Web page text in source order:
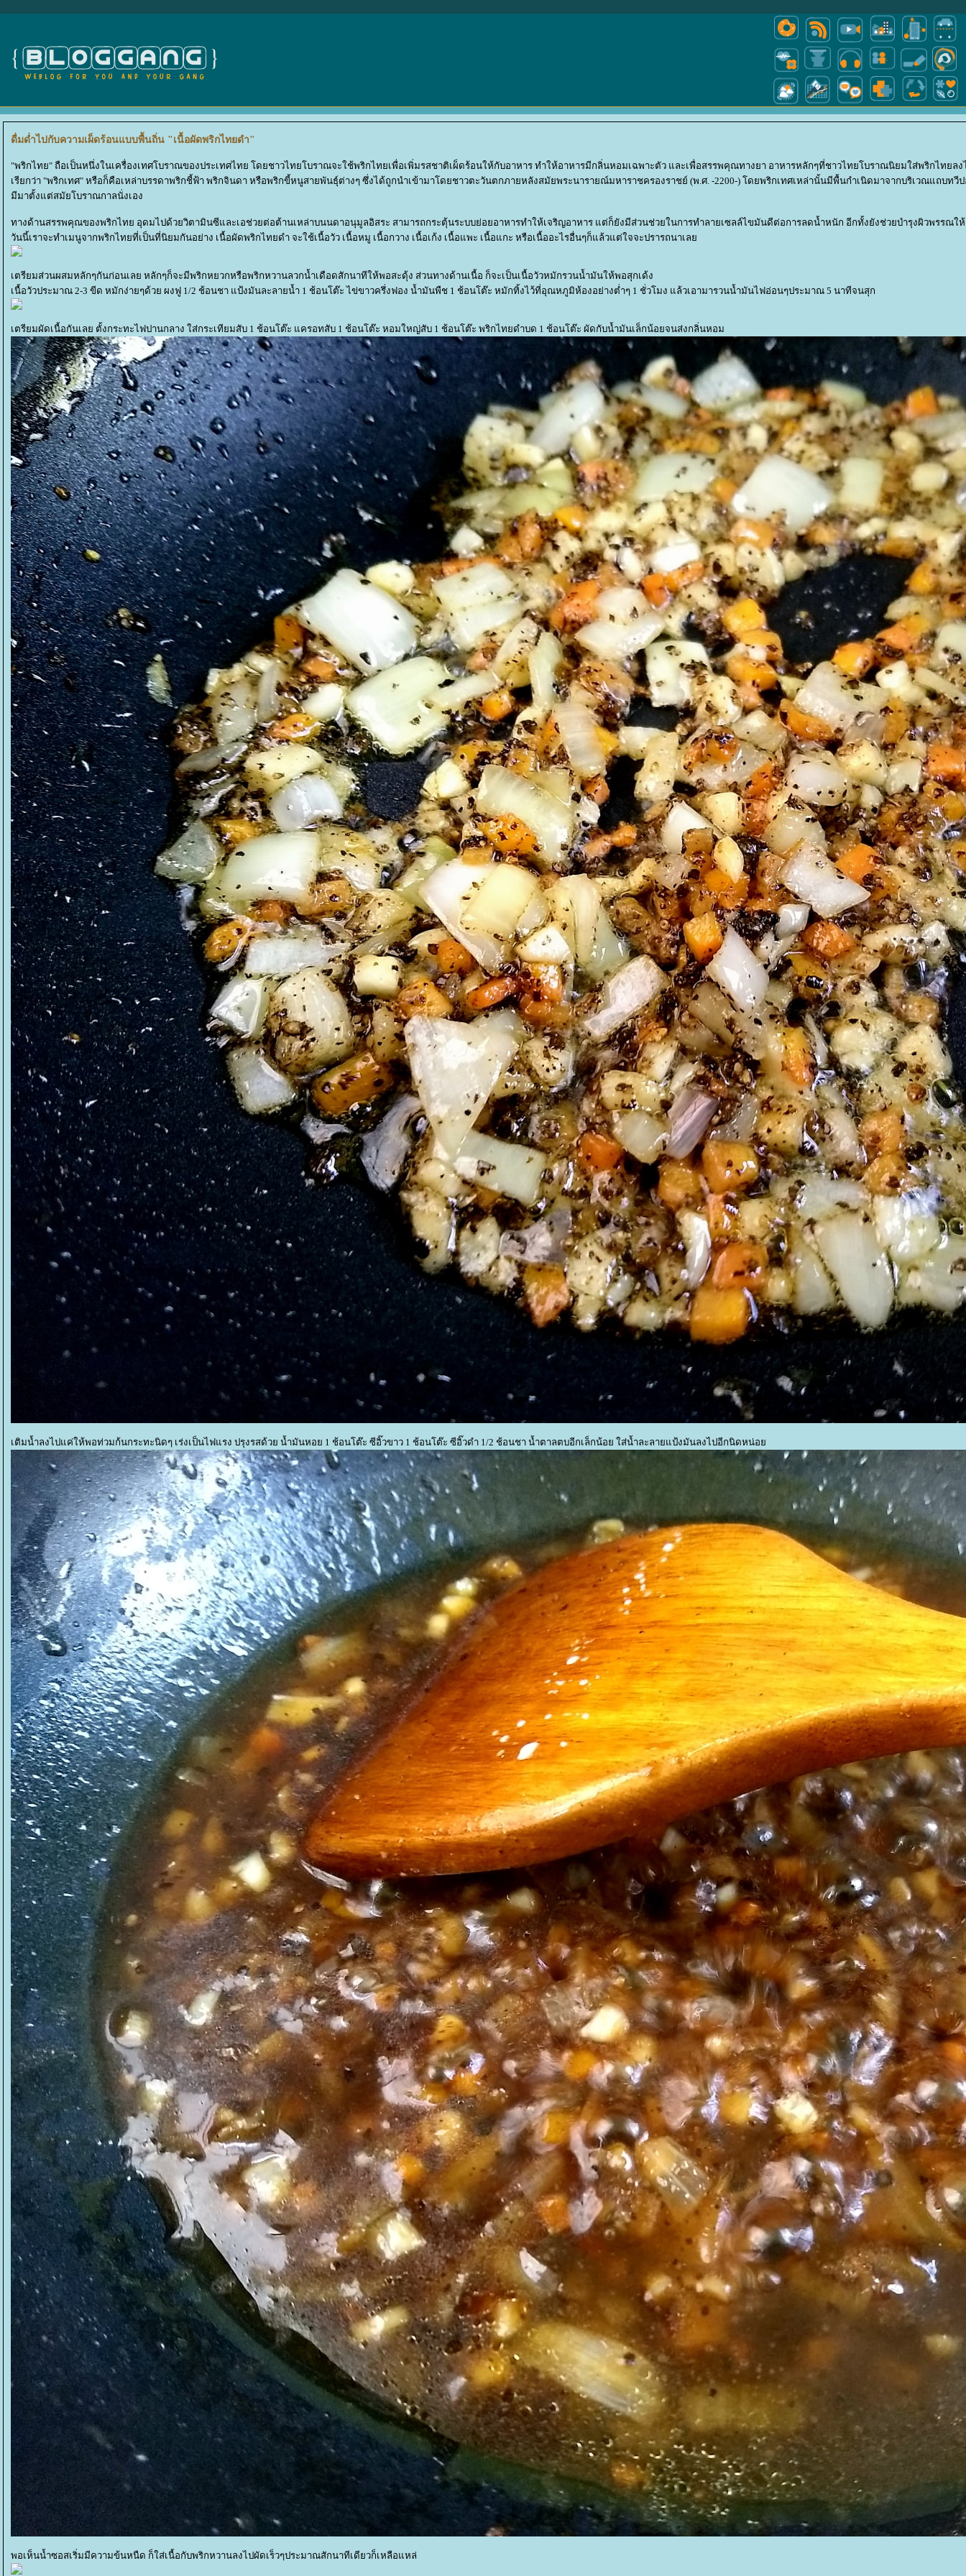
ดื่มด่ำไปกับความเผ็ดร้อนแบบพื้นถิ่น "เนื้อผัดพริกไทยดำ"
"พริกไทย" ถือเป็นหนึ่งในเครื่องเทศโบราณของประเทศไทย โดยชาวไทยโบราณจะใช้พริกไทยเพื่อเพิ่มรสชาติเผ็ดร้อนให้กับอาหาร ทำให้อาหารมีกลิ่นหอมเฉพาะตัว และเพื่อสรรพคุณทางยา อาหารหลักๆที่ชาวไทยโบราณนิยมใส่พริกไทย
เรียกว่า "พริกเทศ" หรือก็คือเหล่าบรรดาพริกชี้ฟ้า พริกจินดา หรือพริกขี้หนูสายพันธุ์ต่างๆ ซึ่งได้ถูกนำเข้ามาโดยชาวตะวันตกภายหลังสมัยพระนารายณ์มหาราชครองราชย์ (พ.ศ. -2200-) โดยพริกเทศเหล่านั้นมีพื้นกำเนิดมาจากบริเวณแถบท
มีมาตั้งแต่สมัยโบราณกาลนั่งเอง
ทางด้านสรรพคุณของพริกไทย อุดมไปด้วยวิตามินซีและเอช่วยต่อต้านเหล่าบนนดาอนุมูลอิสระ สามารถกระตุ้นระบบย่อยอาหารทำให้เจริญอาหาร แต่ก็ยังมีส่วนช่วยในการทำลายเซลล์ไขมันดีต่อการลดน้ำหนัก อีกทั้งยังช่วยบำรุงผิวพรรณให้
วันนี้เราจะทำเมนูจากพริกไทยที่เป็นที่นิยมกันอย่าง เนื้อผัดพริกไทยดำ จะใช้เนื้อวัว เนื้อหมู เนื้อกวาง เนื้อเก้ง เนื้อแพะ เนื้อแกะ หรือเนื้ออะไรอื่นๆก็แล้วแต่ใจจะปรารถนาเล
เตรียมส่วนผสมหลักๆกันก่อนเลย หลักๆก็จะมีพริกหยวกหรือพริกหวานลวกน้ำเดือดสักนาทีให้พอสะดุ้ง ส่วนทางด้านเนื้อ ก็จะเป็นเนื้อวัวหมักรวนน้ำมันให้พอสุกเด้ง
เนื้อวัวประมาณ 2-3 ขีด หมักง่ายๆด้วย ผงฟู 1/2 ช้อนชา แป้งมันละลายน้ำ 1 ช้อนโต๊ะ ไข่ขาวครึ่งฟอง น้ำมันพืช 1 ช้อนโต๊ะ หมักทิ้งไว้ที่อุณหภูมิห้องอย่างต่ำๆ 1 ชั่วโมง แล้วเอามารวนน้ำมันไฟอ่อนๆประมาณ 5 นาทีจนสุก
เตรียมผัดเนื้อกันเลย ตั้งกระทะไฟปานกลาง ใส่กระเทียมสับ 1 ช้อนโต๊ะ แครอทสับ 1 ช้อนโต๊ะ หอมใหญ่สับ 1 ช้อนโต๊ะ พริกไทยดำบด 1 ช้อนโต๊ะ ผัดกับน้ำมันเล็กน้อยจนส่งกลิ่นหอม
เติมน้ำลงไปแค่ให้พอท่วมก้นกระทะนิดๆ เร่งเป็นไฟแรง ปรุงรสด้วย น้ำมันหอย 1 ช้อนโต๊ะ ซีอิ๊วขาว 1 ช้อนโต๊ะ ซีอิ๊วดำ 1/2 ช้อนชา น้ำตาลตบอีกเล็กน้อย ใส่น้ำละลายแป้งมันลงไปอีกนิดหน่อ
พอเห็นน้ำซอสเริ่มมีความข้นหนืด ก็ใส่เนื้อกับพริกหวานลงไปผัดเร็วๆประมาณสักนาทีเดียวก็เหลือแหล่